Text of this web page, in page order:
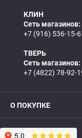
КЛИН
Сеть магазинов:
+7 (916) 536-15-
ТВЕРЬ
Сеть магазинов:
+7 (4822) 78-92-
О ПОКУПКЕ